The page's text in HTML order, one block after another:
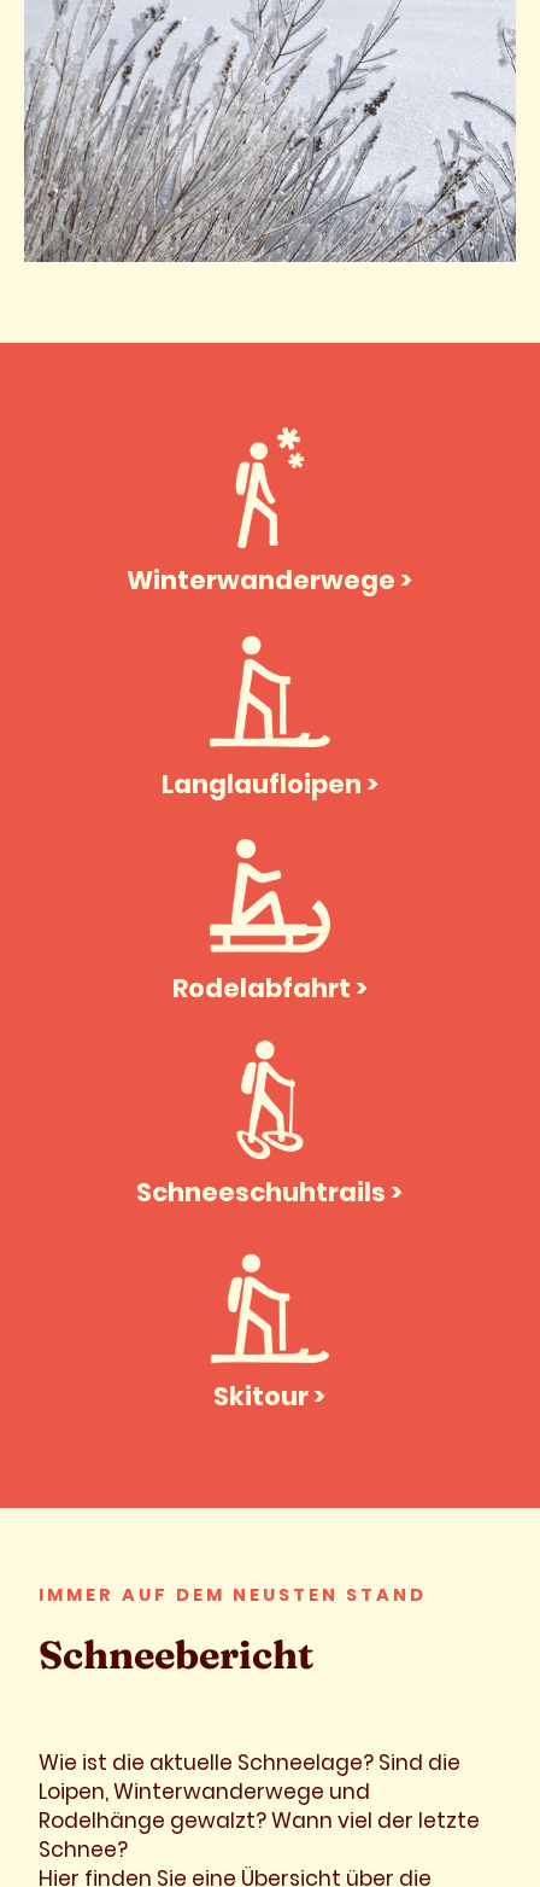
Winterwanderwege >
Langlaufloipen >
Rodelabfahrt >
Schneeschuhtrails >
Skitour >
IMMER AUF DEM NEUSTEN STAND
Schneebericht
Wie ist die aktuelle Schneelage? Sind die
Loipen, Winterwanderwege und
Rodelhänge gewalzt? Wann viel der letzte
Schnee?
Hier finden Sie eine Übersicht über die